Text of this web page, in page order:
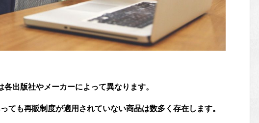
出版社やメーカーによって異なります。
ても再販制度が適用されていない商品は数多く存在します。